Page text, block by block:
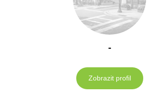
-
Zobrazit profil